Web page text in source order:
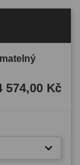
574,00 Kč